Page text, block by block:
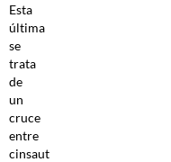
Esta
última
se
trata
de
un
cruce
entre
cinsaut